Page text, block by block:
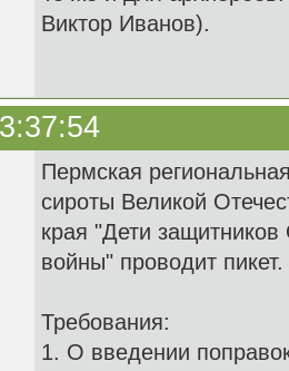
Виктор Иванов).
Пермская
сироты Великой
края "Дети
войны" проводит пикет.
Требования:
1. О введении